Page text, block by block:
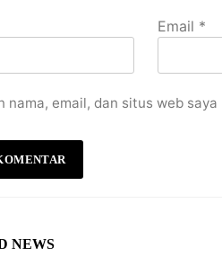
Email *
nama, email, dan situs web
NEWS